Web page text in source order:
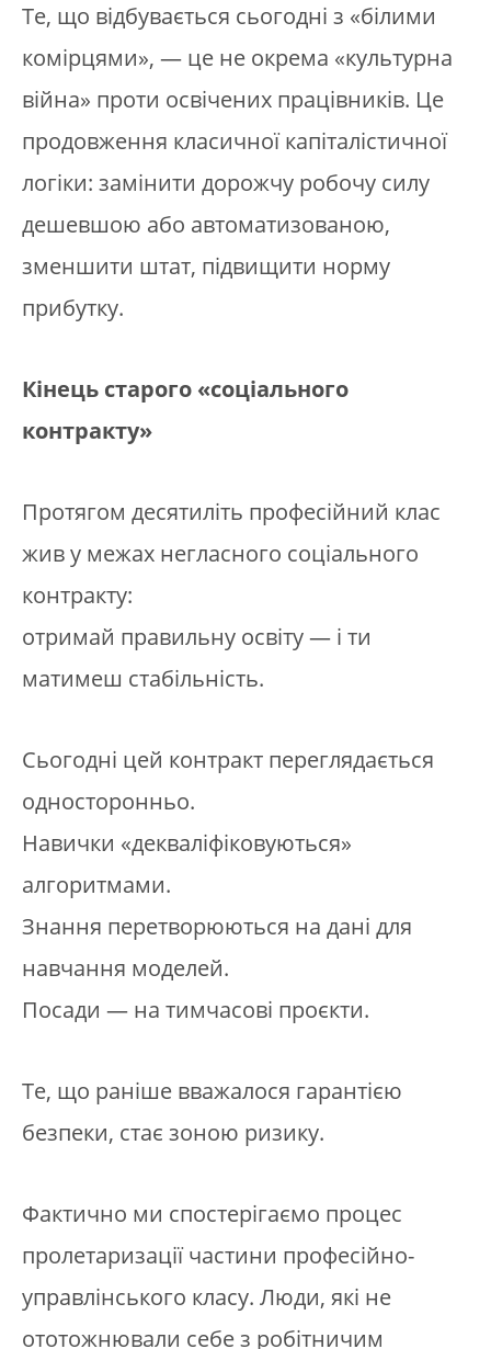
Те, що відбувається сьогодні з «білими
комірцями», — це не окрема «культурна
війна» проти освічених працівників. Це
продовження класичної капіталістичної
логіки: замінити дорожчу робочу силу
дешевшою або автоматизованою,
зменшити штат, підвищити норму
прибутку.
Кінець старого «соціального
контракту»
Протягом десятиліть професійний клас
жив у межах негласного соціального
контракту:
отримай правильну освіту — і ти
матимеш стабільність.
Сьогодні цей контракт переглядається
односторонньо.
Навички «декваліфіковуються»
алгоритмами.
Знання перетворюються на дані для
навчання моделей.
Посади — на тимчасові проєкти.
Те, що раніше вважалося гарантією
безпеки, стає зоною ризику.
Фактично ми спостерігаємо процес
пролетаризації частини професійно-
управлінського класу. Люди, які не
ототожнювали себе з робітничим